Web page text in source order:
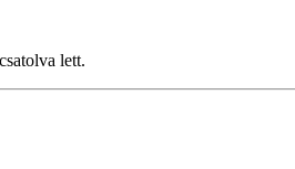
lett.